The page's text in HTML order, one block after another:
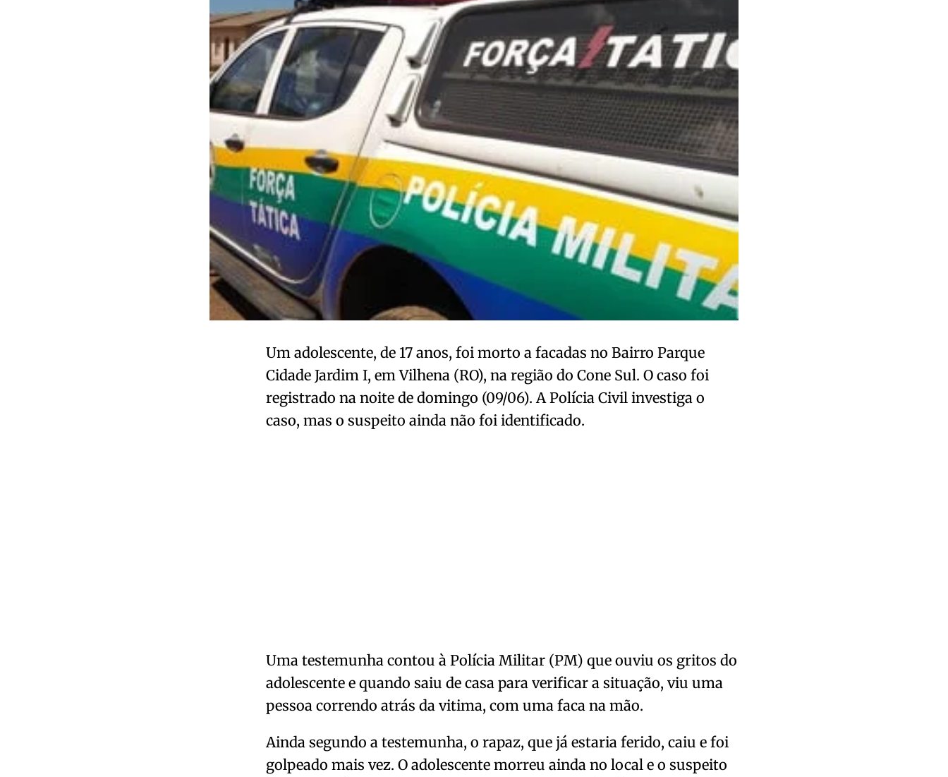
Um adolescente, de 17 anos, foi morto a facadas no Bairro Parque
Cidade Jardim I, em Vilhena (RO), na região do Cone Sul. O caso foi
registrado na noite de domingo (09/06). A Polícia Civil investiga o
caso, mas o suspeito ainda não foi identificado.
Uma testemunha contou à Polícia Militar (PM) que ouviu os gritos do
adolescente e quando saiu de casa para verificar a situação, viu uma
pessoa correndo atrás da vitima, com uma faca na mão.
Ainda segundo a testemunha, o rapaz, que já estaria ferido, caiu e foi
golpeado mais vez. O adolescente morreu ainda no local e o suspeito